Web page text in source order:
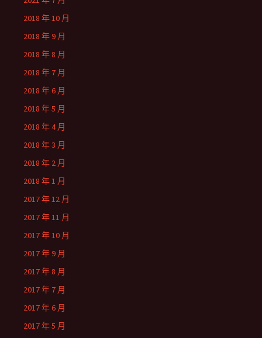
2018 年 10 月
2018 年 9 月
2018 年 8 月
2018 年 7 月
2018 年 6 月
2018 年 5 月
2018 年 4 月
2018 年 3 月
2018 年 2 月
2018 年 1 月
2017 年 12 月
2017 年 11 月
2017 年 10 月
2017 年 9 月
2017 年 8 月
2017 年 7 月
2017 年 6 月
2017 年 5 月